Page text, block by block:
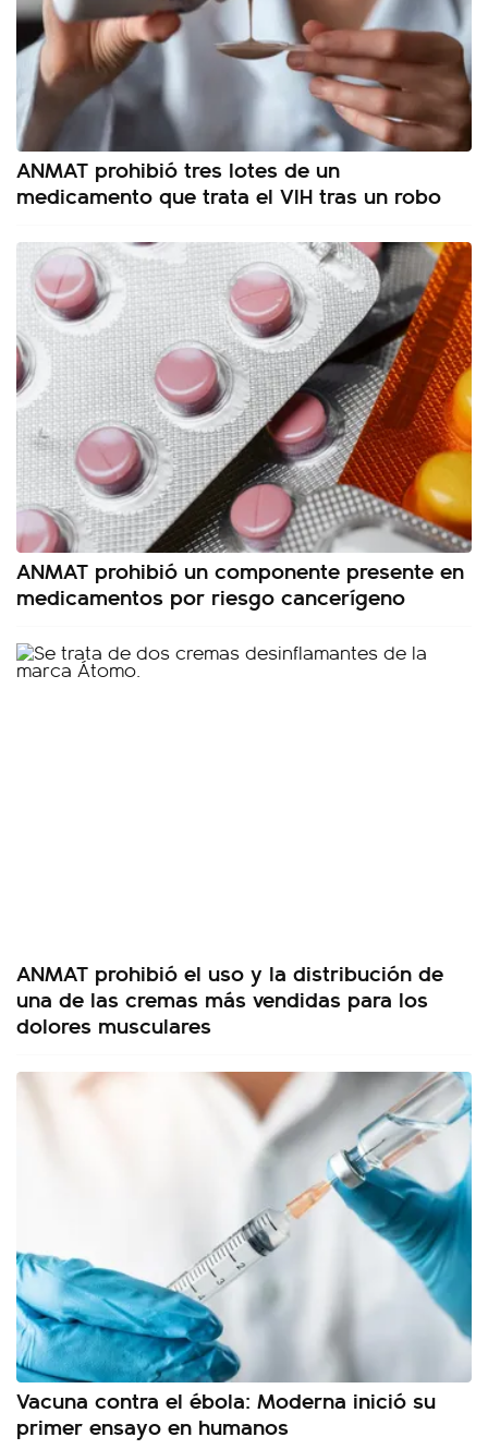
ANMAT prohibió tres lotes de un
medicamento que trata el VIH tras un robo
ANMAT prohibió un componente presente en
medicamentos por riesgo cancerígeno
ANMAT prohibió el uso y la distribución de
una de las cremas más vendidas para los
dolores musculares
Vacuna contra el ébola: Moderna inició su
primer ensayo en humanos